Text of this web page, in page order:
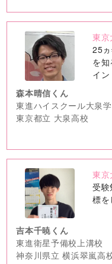
no
image
東京
25
を
イ
森本晴信くん
東進ハイスクール大泉
東京都立 大泉高校
no
image
東京
受験
標を
吉本千暁くん
東進衛星予備校上溝校
神奈川県立 横浜翠嵐高